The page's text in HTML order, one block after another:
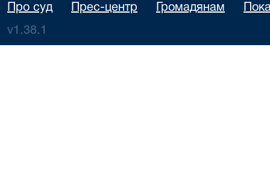
Про суд Прес-центр Громадянам
v1.38.1